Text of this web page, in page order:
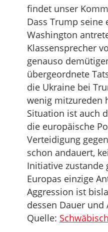
findet unser
Dass Trump seine
Washington
Klassensprecher
genauso
übergeordnete
die Ukraine bei
wenig mitzureden
Situation ist auch
die europäische
Verteidigung
schon andauert,
Initiative zustande
Europas einzige
Aggression ist
dessen Dauer und
Quelle: